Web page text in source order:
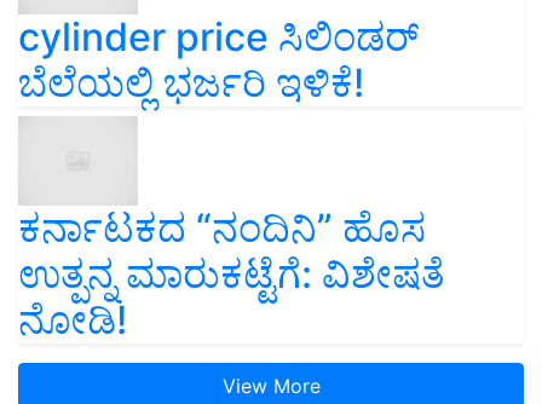
cylinder price ಸಿಲಿಂಡರ್‌
ಬೆಲೆಯಲ್ಲಿ ಭರ್ಜರಿ ಇಳಿಕೆ!
ಕರ್ನಾಟಕದ “ನಂದಿನಿ” ಹೊಸ
ಉತ್ಪನ್ನ ಮಾರುಕಟ್ಟೆಗೆ: ವಿಶೇಷತೆ
ನೋಡಿ!
View More